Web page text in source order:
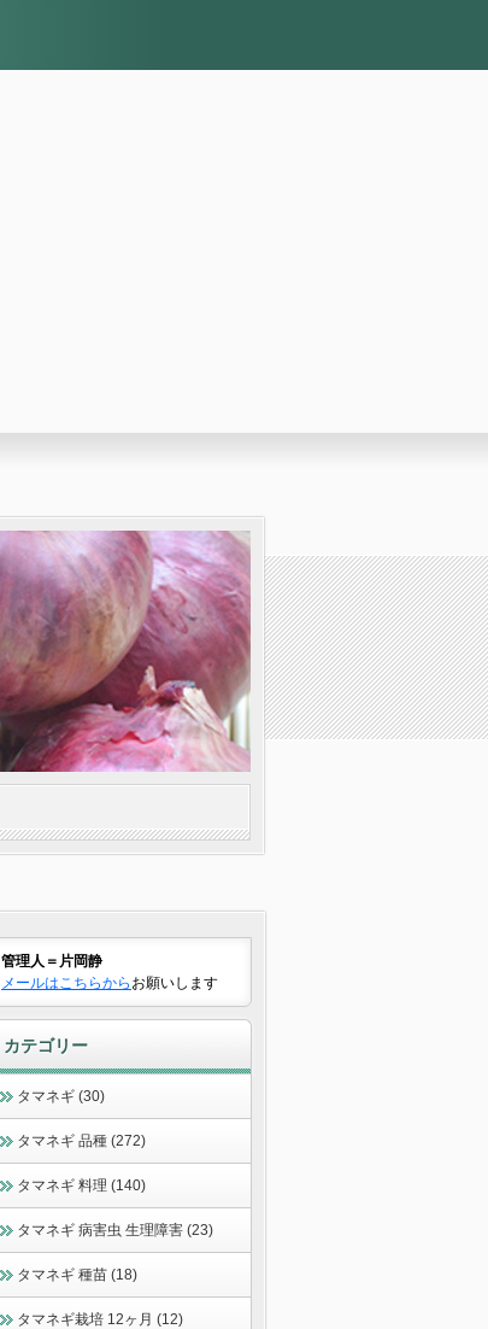
管理人＝片岡静
メールはこちらから お願いします
カテゴリー
タマネギ (30)
タマネギ 品種 (272)
タマネギ 料理 (140)
タマネギ 病害虫 生理障害 (23)
タマネギ 種苗 (18)
タマネギ栽培 12ヶ月 (12)